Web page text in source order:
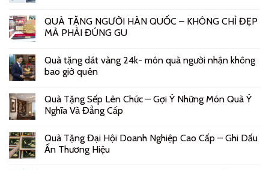
QUÀ TẶNG NGƯỜI HÀN QUỐC – KHÔNG CHỈ ĐẸP
MÀ PHẢI ĐÚNG GU
Quà tặng dát vàng 24k- món quà người nhận không
bao giờ quên
Quà Tặng Sếp Lên Chức – Gợi Ý Những Món Quà Ý
Nghĩa Và Đẳng Cấp
Quà Tặng Đại Hội Doanh Nghiệp Cao Cấp – Ghi Dấu
Ấn Thương Hiệu